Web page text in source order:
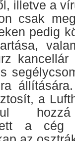
illetve a
csak
pedig
kancellár
a
hozzá
a